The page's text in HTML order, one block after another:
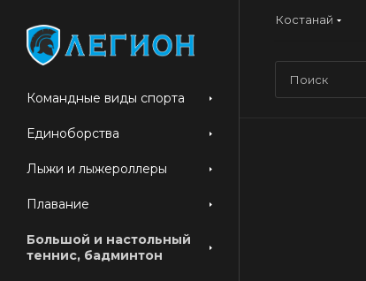
Костанай
Командные виды спорта
Единоборства
Лыжи и лыжероллеры
Плавание
Большой и настольный
теннис, бадминтон